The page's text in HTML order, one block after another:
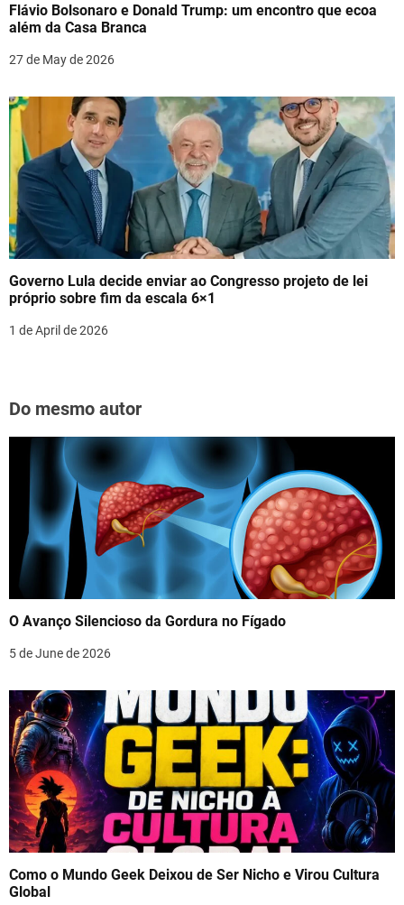
Flávio Bolsonaro e Donald Trump: um encontro que ecoa
além da Casa Branca
27 de May de 2026
Governo Lula decide enviar ao Congresso projeto de lei
próprio sobre fim da escala 6×1
1 de April de 2026
Do mesmo autor
O Avanço Silencioso da Gordura no Fígado
5 de June de 2026
Como o Mundo Geek Deixou de Ser Nicho e Virou Cultura
Global